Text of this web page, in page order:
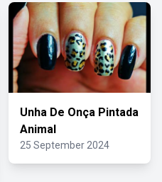
Unha De Onça Pintada
Animal
25 September 2024